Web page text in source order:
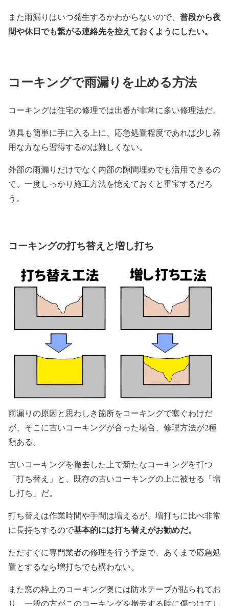
また雨漏りはいつ発生するかわからないので、 普段から夜
間や休日でも繋がる連絡先を控えておくようにしたい。
コーキングで雨漏りを止める方法
コーキングは住宅の修理では出番が非常に多い修理法だ。
道具も簡単に手に入る上に、応急処置程度であれば少し器
用な方なら習得するのは難しくない。
外部の雨漏りだけでなく内部の隙間埋めでも活用できるの
で、一度しっかり施工方法を憶えておくと重宝するだろ
う。
コーキングの打ち替えと増し打ち
雨漏りの原因と思わしき箇所をコーキングで塞ぐわけだ
が、そこに古いコーキングが合った場合、修理方法が2種
類ある。
古いコーキングを撤去した上で新たなコーキングを打つ
「打ち替え」と、既存の古いコーキングの上に被せる「増
し打ち」だ。
打ち替えは作業時間や手間は増えるが、増打ちに比べ非常
に長持ちするので基本的には打ち替えがお勧めだ。
ただすぐに専門業者の修理を行う予定で、あくまで応急処
置とするなら増打ちでも構わない。
また窓の枠上のコーキング奥には防水テープが貼られてお
り、一般の方がこのコーキングを撤去する時に傷つけてし